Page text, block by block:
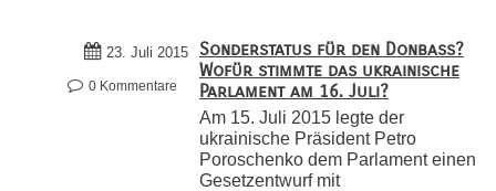
23. Juli 2015
0 Kommentare
Sonderstatus für den Donbass?
Wofür stimmte das ukrainische
Parlament am 16. Juli?
Am 15. Juli 2015 legte der
ukrainische Präsident Petro
Poroschenko dem Parlament einen
Gesetzentwurf mit